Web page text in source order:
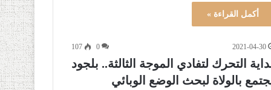
أكمل القراءة »
2021-04-30
0
107
التحرك لتفادي الموجة الثالثة.. بلجود
بالولاة لبحث الوضع الوبائي